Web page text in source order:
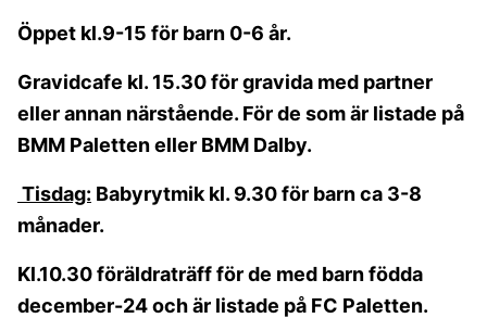
Öppet kl.9-15 för barn 0-6 år.
Gravidcafe kl. 15.30 för gravida med partner
eller annan närstående. För de som är listade på
BMM Paletten eller BMM Dalby.
Tisdag: Babyrytmik kl. 9.30 för barn ca 3-8
månader.
Kl.10.30 föräldraträff för de med barn födda
december-24 och är listade på FC Paletten.